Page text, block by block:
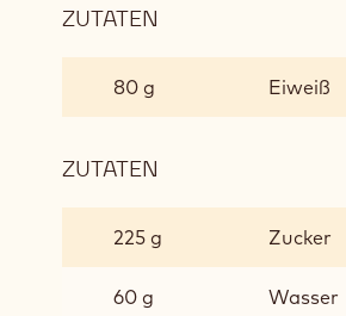
ZUTATEN
MACARONS
80 g Eiweiß
ZUTATEN
MACARONS
225 g Zucker
60 g Wasser